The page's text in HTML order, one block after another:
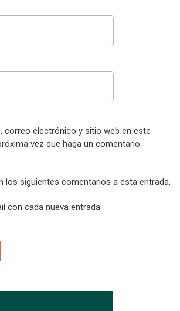
correo electrónico y sitio web en este
vez que haga un comentario.
los siguientes comentarios a esta entrada.
con cada nueva entrada.